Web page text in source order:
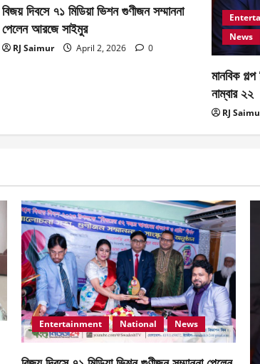
বিজয় দিবসে ৭১ মিডিয়া ভিশন গুণীজন সম্মাননা
পেলেন আরজে সাইমুর
RJ Saimur April 2, 2026 0
News
মানবিক
নাম্বার ২২
RJ
Entertainment National News